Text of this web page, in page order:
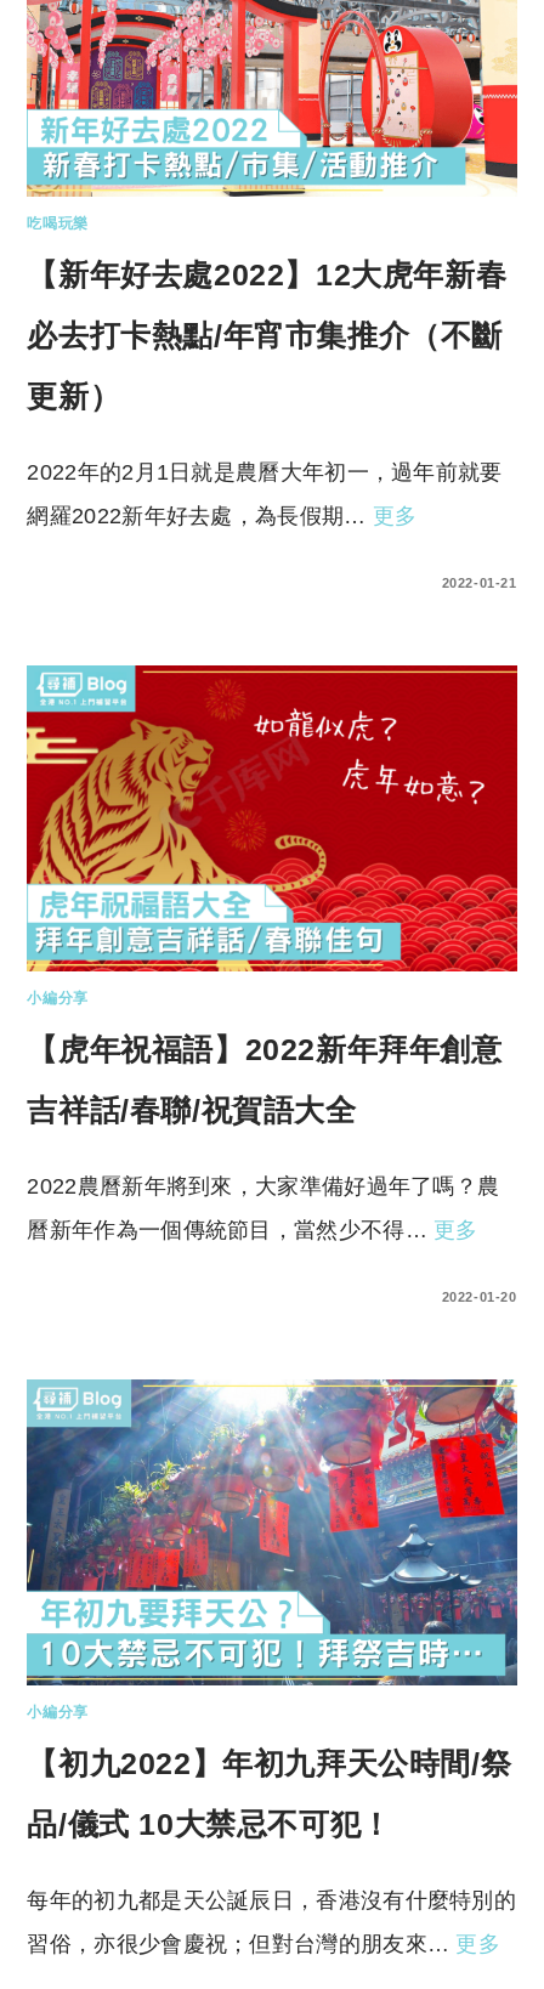
吃喝玩樂
【新年好去處2022】12大虎年新春
必去打卡熱點/年宵市集推介（不斷
更新）
2022年的2月1日就是農曆大年初一，過年前就要
網羅2022新年好去處，為長假期… 更多
2022-01-21
小編分享
【虎年祝福語】2022新年拜年創意
吉祥話/春聯/祝賀語大全
2022農曆新年將到來，大家準備好過年了嗎？農
曆新年作為一個傳統節目，當然少不得… 更多
2022-01-20
小編分享
【初九2022】年初九拜天公時間/祭
品/儀式 10大禁忌不可犯！
每年的初九都是天公誕辰日，香港沒有什麼特別的
習俗，亦很少會慶祝；但對台灣的朋友來… 更多